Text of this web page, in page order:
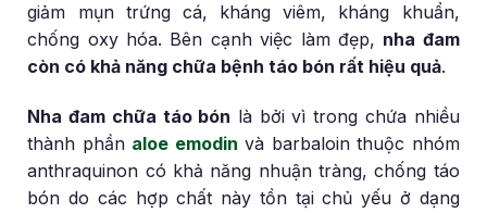
giảm mụn trứng cá, kháng viêm, kháng khuẩn,
chống oxy hóa. Bên cạnh việc làm đẹp, nha đam
còn có khả năng chữa bệnh táo bón rất hiệu quả.
Nha đam chữa táo bón là bởi vì trong chứa nhiều
thành phần aloe emodin và barbaloin thuộc nhóm
anthraquinon có khả năng nhuận tràng, chống táo
bón do các hợp chất này tồn tại chủ yếu ở dạng